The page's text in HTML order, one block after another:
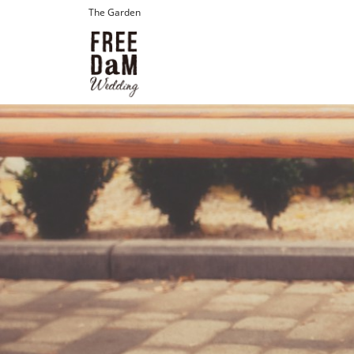
The Garden